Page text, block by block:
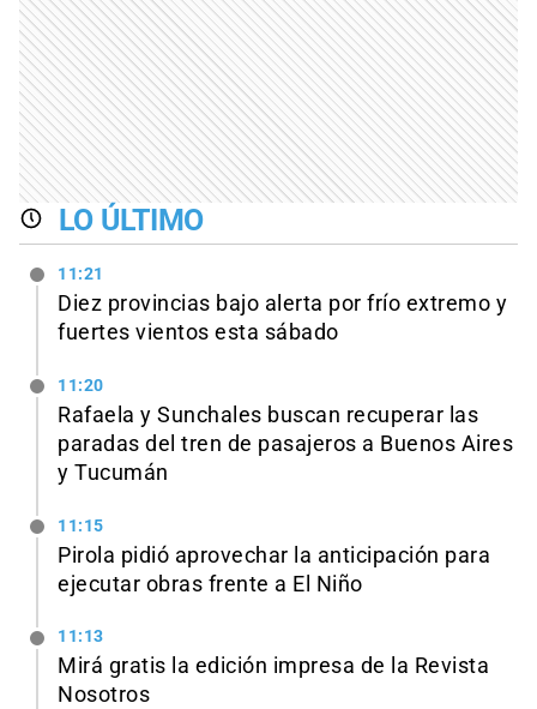
LO ÚLTIMO
11:21
Diez provincias bajo alerta por frío extremo y
fuertes vientos esta sábado
11:20
Rafaela y Sunchales buscan recuperar las
paradas del tren de pasajeros a Buenos Aires
y Tucumán
11:15
Pirola pidió aprovechar la anticipación para
ejecutar obras frente a El Niño
11:13
Mirá gratis la edición impresa de la Revista
Nosotros